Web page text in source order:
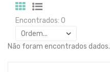
Encontrados: 0
Não foram encontrados dados.